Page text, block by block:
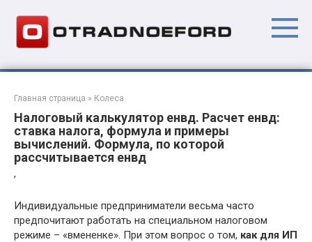
контенту
Главная страница » Колеса
Налоговый калькулятор енвд. Расчет енвд:
ставка налога, формула и примеры
вычислений. Формула, по которой
рассчитывается енвд
,
Индивидуальные предприниматели весьма часто
предпочитают работать на специальном налоговом
режиме – «вмененке». При этом вопрос о том, как для ИП